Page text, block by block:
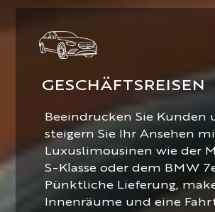
GESCHÄFTSREISEN
Beeindrucken Sie Kunden
steigern Sie Ihr Ansehen
Luxuslimousinen wie der
S-Klasse oder dem BMW
Pünktliche Lieferung,
Innenräume und eine